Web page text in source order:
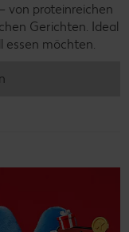
von proteinreichen
Gerichten. Ideal
essen möchten.